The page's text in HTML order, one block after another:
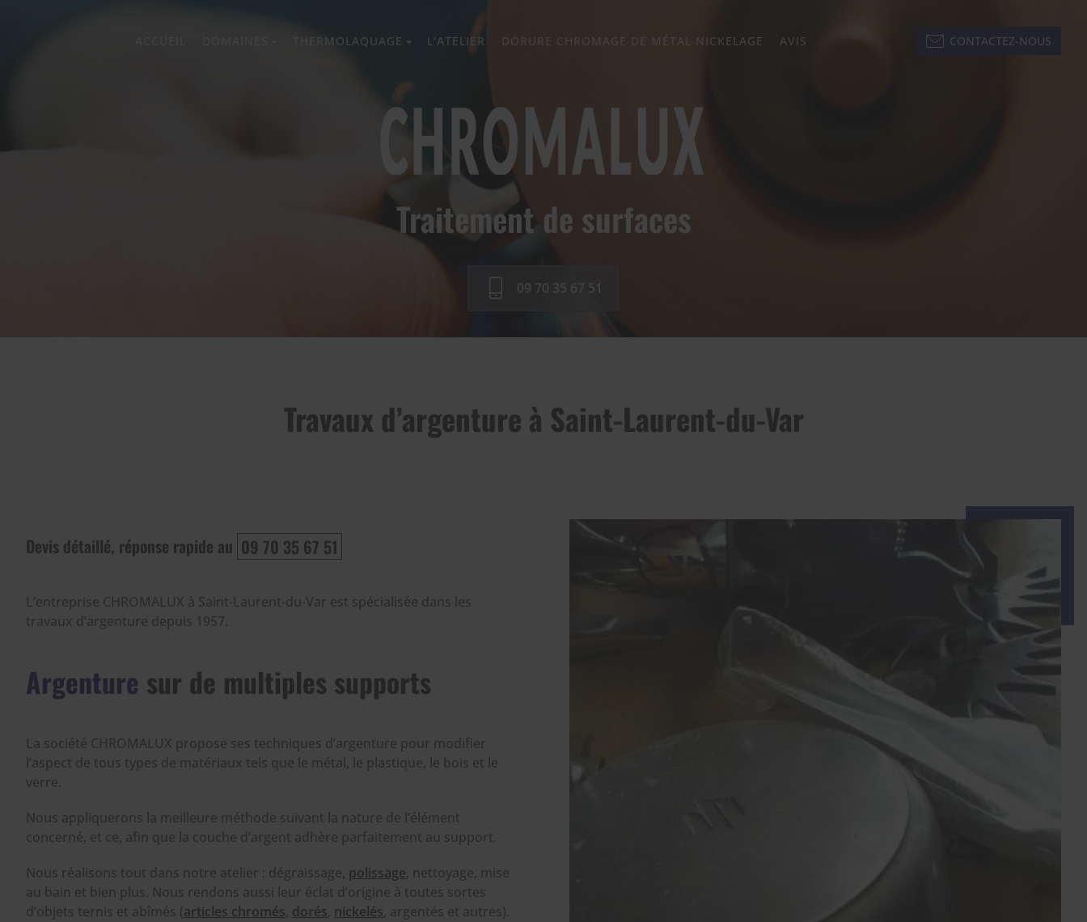
Traitement de surfaces
09 70 35 67 51
THERMOLAQUAGE L'ATELIER DORURE CHROMAGE DE MÉTAL NICKELAGE AVIS CONTACTEZ-NOUS
Travaux d’argenture à Saint-Laurent-du-Var
Devis détaillé, réponse rapide au 09 70 35 67 51
L’entreprise CHROMALUX à Saint-Laurent-du-Var est spécialisée dans les
travaux d’argenture depuis 1957.
Argenture sur de multiples supports
La société CHROMALUX propose ses techniques d’argenture pour modifier
l’aspect de tous types de matériaux tels que le métal, le plastique, le bois et le
verre.
Nous appliquerons la meilleure méthode suivant la nature de l’élément
concerné, et ce, afin que la couche d’argent adhère parfaitement au support.
Nous réalisons tout dans notre atelier : dégraissage, polissage, nettoyage, mise
au bain et bien plus. Nous rendons aussi leur éclat d’origine à toutes sortes
d’objets ternis et abîmés (articles chromés, dorés, nickelés, argentés et autres).